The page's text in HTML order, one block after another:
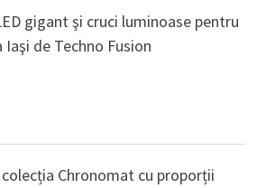
gigant şi cruci luminoase pentru
de Techno Fusion
Chronomat cu proporții